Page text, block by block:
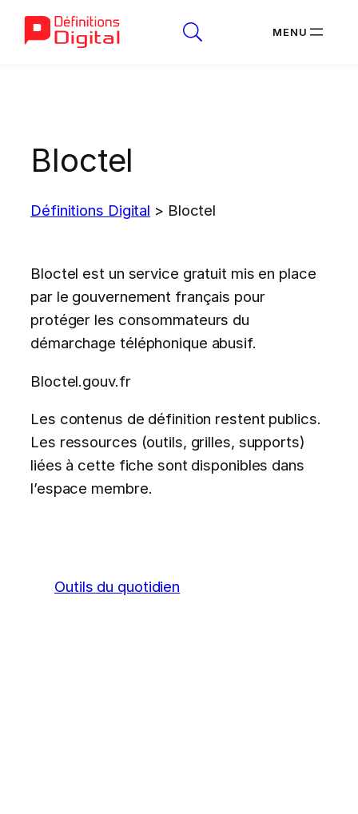
Bloctel
Définitions Digital > Bloctel
Bloctel est un service gratuit mis en place
par le gouvernement français pour
protéger les consommateurs du
démarchage téléphonique abusif.
Bloctel.gouv.fr
Les contenus de définition restent publics.
Les ressources (outils, grilles, supports)
liées à cette fiche sont disponibles dans
l’espace membre.
Outils du quotidien